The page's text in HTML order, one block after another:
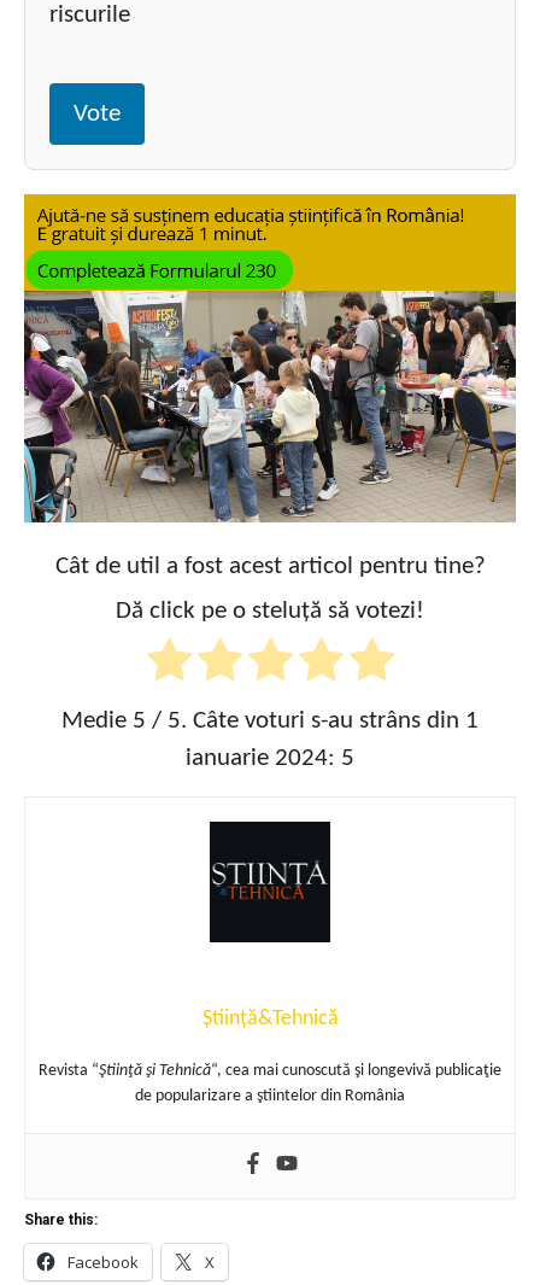
riscurile
Vote
Cât de util a fost acest articol pentru tine?
Dă click pe o steluță să votezi!
Medie 5 / 5. Câte voturi s-au strâns din 1
ianuarie 2024: 5
Știință&Tehnică
Revista “Ştiinţă şi Tehnică“, cea mai cunoscută şi longevivă publicaţie
de popularizare a ştiintelor din România
Share this:
Facebook X